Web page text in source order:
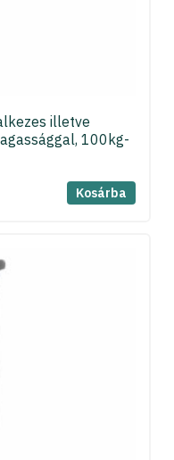
illetve
100kg-
Kosárba